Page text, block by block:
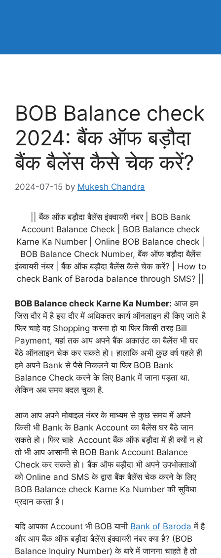
BOB Balance check
2024: बैंक ऑफ बड़ौदा
बैंक बैलेंस कैसे चेक करें?
2024-07-15 by Mukesh Chandra
|| बैंक ऑफ बड़ौदा बैलेंस इंक्वायरी नंबर | BOB Bank
Account Balance Check | BOB Balance check
Karne Ka Number | Online BOB Balance check |
BOB Balance Check Number, बैंक ऑफ बड़ौदा बैलेंस
इंक्वायरी नंबर | बैंक ऑफ बड़ौदा बैलेंस कैसे चेक करें? | How to
check Bank of Baroda balance through SMS? ||
BOB Balance check Karne Ka Number: आज हम
जिस दौर में है इस दौर में अधिकतर कार्य ऑनलाइन ही किए जाते है
फिर चाहे वह Shopping करना हो या फिर किसी तरह Bill
Payment, यहां तक आप अपने बैंक अकाउंट का बैलेंस भी घर
बैठे ऑनलाइन चेक कर सकते हो। हालाकि अभी कुछ वर्ष पहले ही
हमे अपने Bank से पैसे निकलने या फिर BOB Bank
Balance Check करने के लिए Bank में जाना पड़ता था.
लेकिन अब समय बदल चुका है.
आज आप अपने मोबाइल नंबर के माध्यम से कुछ समय में अपने
किसी भी Bank के Bank Account का बैलेंस घर बैठे जान
सकते हो। फिर चाहे Account बैंक ऑफ बड़ौदा में ही क्यों न हो
तो भी आप आसानी से BOB Bank Account Balance
Check कर सकते हो। बैंक ऑफ बड़ौदा भी अपने उपभोक्ताओं
को Online and SMS के द्वारा बैंक बैलेंस चेक करने के लिए
BOB Balance check Karne Ka Number की सुविधा
प्रदान करता है।
यदि आपका Account भी BOB यानी Bank of Barodaमें है
और आप बैंक ऑफ बड़ौदा बैलेंस इंक्वायरी नंबर क्या है? (BOB
Balance Inquiry Number) के बारे में जानना चाहते है तो